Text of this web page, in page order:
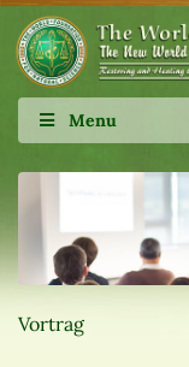
Menu
Vortrag